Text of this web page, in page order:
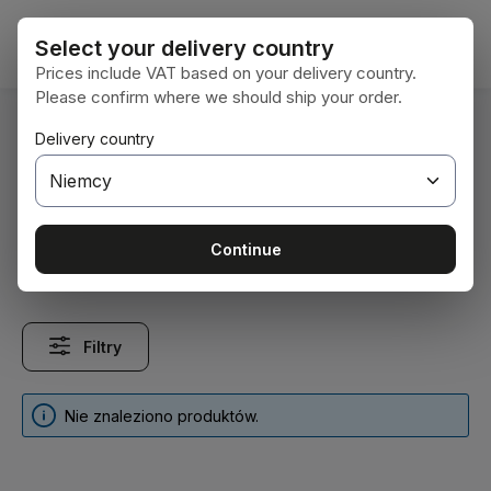
Przejdź do głównej zawartości
Jesteś tutaj: Home
Zahlungsarten
Filtry
Nie znaleziono produktów.
Select your delivery country
Prices include VAT based on your delivery country.
Please confirm where we should ship your order.
Delivery country
Continue